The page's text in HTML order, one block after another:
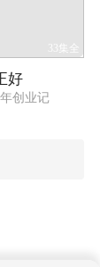
33集全
好
创业记